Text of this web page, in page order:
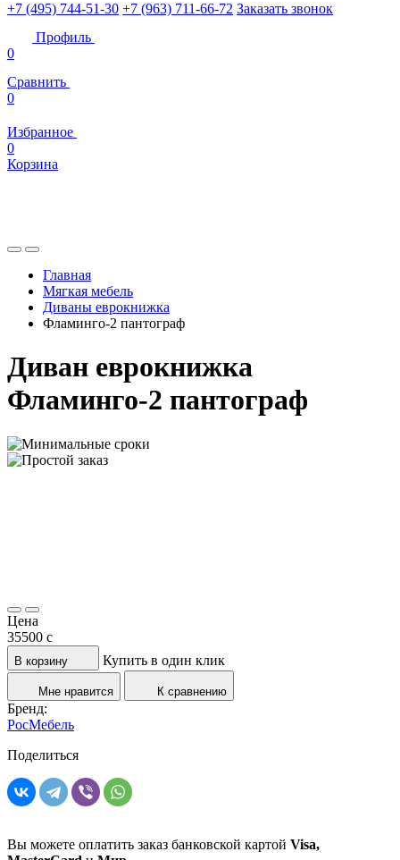
+7 (495) 744-51-30 +7 (963) 711-66-72 Заказать звонок
Профиль
0
Сравнить
0
Избранное
0
Корзина
Главная
Мягкая мебель
Диваны еврокнижка
Фламинго-2 пантограф
Диван еврокнижка
Фламинго-2 пантограф
Цена
35500 c
В корзину Купить в один клик
Мне нравится К сравнению
Бренд:
РосМебель
Поделиться
Вы можете оплатить заказ банковской картой Visa,